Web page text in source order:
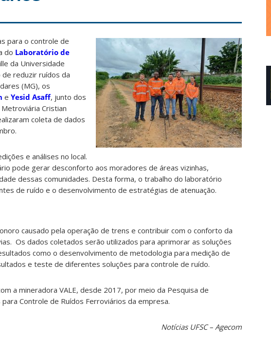
para o controle de
do Laboratório de
da Universidade
de reduzir ruídos da
(MG), os
e Yesid Asaff, junto dos
Cristian
coleta de dados
e análises no local.
pode gerar desconforto aos moradores de áreas vizinhas,
dessas comunidades. Desta forma, o trabalho do laboratório
de ruído e o desenvolvimento de estratégias de atenuação.
causado pela operação de trens e contribuir com o conforto da
Os dados coletados serão utilizados para aprimorar as soluções
como o desenvolvimento de metodologia para medição de
e teste de diferentes soluções para controle de ruído.
a mineradora VALE, desde 2017, por meio da Pesquisa de
Controle de Ruídos Ferroviários da empresa.
Notícias UFSC – Agecom